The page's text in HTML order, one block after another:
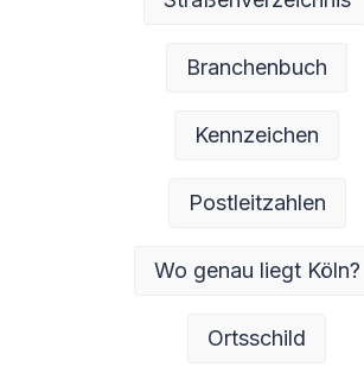
Branchenbuch
Kennzeichen
Postleitzahlen
Wo genau liegt Köln?
Ortsschild